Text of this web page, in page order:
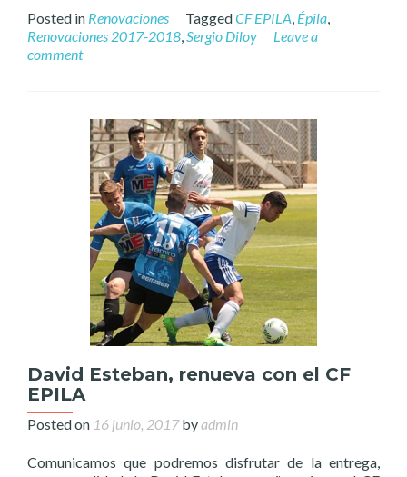
Posted in Renovaciones TaggedCF EPILA, Épila,
Renovaciones 2017-2018,Sergio Diloy
Leave a
comment
David Esteban, renueva con el CF
EPILA
Posted on 16 junio, 2017byadmin
Comunicamos que podremos disfrutar de la entrega,